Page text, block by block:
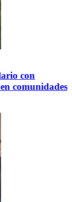
con
comunidades